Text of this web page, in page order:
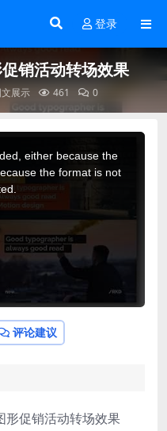
登录
销活动转场效果
文展示 461 0
either because the
the format is not
评论建议
形促销活动转场效果